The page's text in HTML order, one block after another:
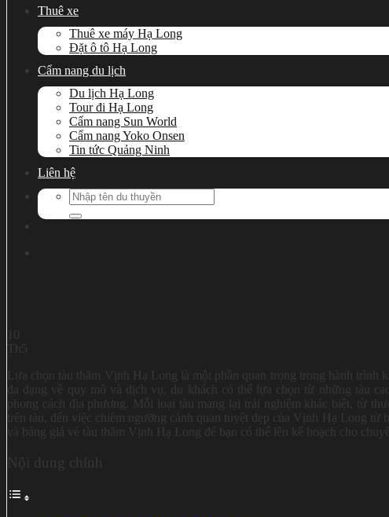
Thuê xe
Thuê xe máy Hạ Long
Đặt ô tô Hạ Long
Cẩm nang du lịch
Du lịch Hạ Long
Tour đi Hạ Long
Cẩm nang Sun World
Cẩm nang Yoko Onsen
Tin tức Quảng Ninh
Liên hệ
Search
for:
10
Th5
Lựa chọn tàu thăm Vịnh Hạ Long là một phần quan trọng trong hành trình
đa dạng về quy mô và dịch vụ, du khách có thể lựa chọn từ những tàu
phong cách địa phương. Mỗi loại tàu mang lại trải nghiệm khác biệt, từ
trên tàu, đến việc chiêm ngưỡng cảnh quan tuyệt đẹp của Vịnh Hạ Long từ
và bảng giá vé tàu thăm Vịnh Hạ Long để bạn có thể lên kế hoạch cho
Nội dung chính